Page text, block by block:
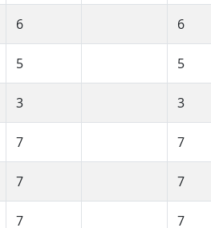
6 6
5 5
3 3
7 7
7 7
7 7